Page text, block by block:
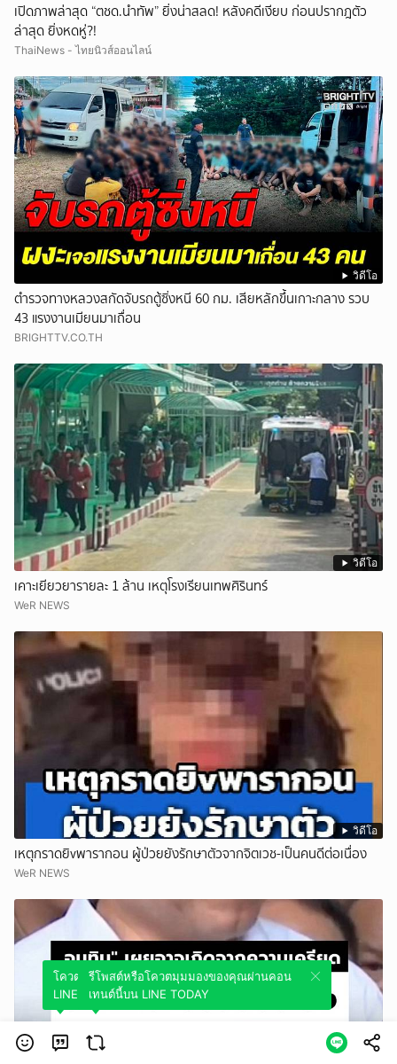
เปิดภาพล่าสุด “ตชด.นำทัพ” ยิ่งน่าสลด! หลังคดีเงียบ ก่อนปรากฎตัว
ล่าสุด ยิ่งหดหู่?!
ThaiNews - ไทยนิวส์ออนไลน์
วิดีโอ
ตำรวจทางหลวงสกัดจับรถตู้ซิ่งหนี 60 กม. เสียหลักขึ้นเกาะกลาง รวบ
43 แรงงานเมียนมาเถื่อน
BRIGHTTV.CO.TH
วิดีโอ
เคาะเยียวยารายละ 1 ล้าน เหตุโรงเรียนเทพศิรินทร์
WeR NEWS
วิดีโอ
เหตุกราดยิvพารากอน ผู้ป่วยยังรักษาตัวจากจิตเวช-เป็นคนดีต่อเนื่อง
WeR NEWS
โควตมุมมองของคุณผ่านคอนเทนต์นี้บน
LINE TODAY
รีโพสต์หรือโควตมุมมองของคุณผ่านคอน
เทนต์นี้บน LINE TODAY